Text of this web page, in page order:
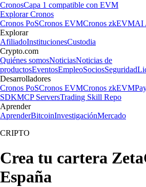
CronosCapa 1 compatible con EVM
Explorar Cronos
Cronos PoSCronos EVMCronos zkEVMAI
Explorar
AfiliadoInstitucionesCustodia
Crypto.com
Quiénes somosNoticiasNoticias de
productosEventosEmpleoSociosSeguridad
Desarrolladores
Cronos PoSCronos EVMCronos zkEVM
SDKMCP ServersTrading Skill Repo
Aprender
AprenderBitcoinInvestigaciónMercado
CRIPTO
Crea tu cartera
España